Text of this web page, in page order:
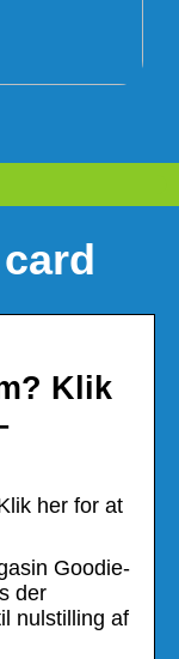
Klik
her for at
Goodie-
der
nulstilling af